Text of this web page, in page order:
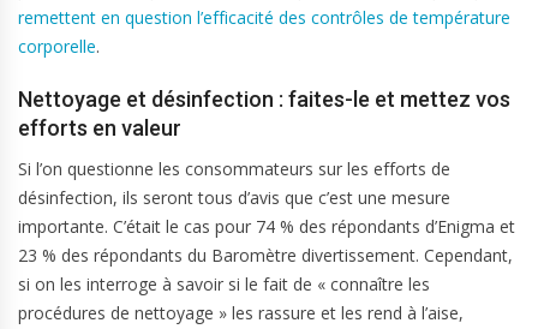
remettent en question l’efficacité des contrôles de température
corporelle.
Nettoyage et désinfection : faites-le et mettez vos
efforts en valeur
Si l’on questionne les consommateurs sur les efforts de
désinfection, ils seront tous d’avis que c’est une mesure
importante. C’était le cas pour 74 % des répondants d’Enigma et
23 % des répondants du Baromètre divertissement. Cependant,
si on les interroge à savoir si le fait de « connaître les
procédures de nettoyage » les rassure et les rend à l’aise,